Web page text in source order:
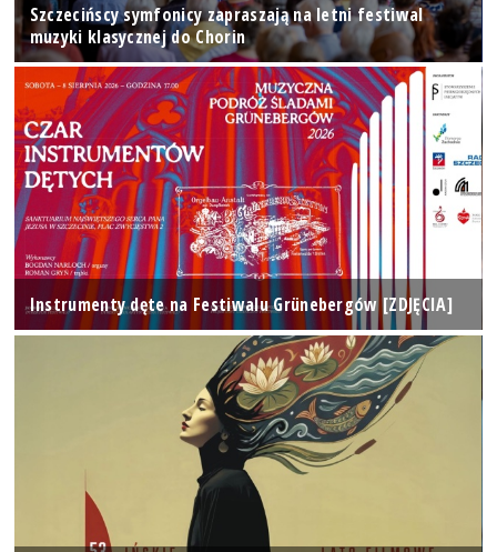
Szczecińscy symfonicy zapraszają na letni festiwal
muzyki klasycznej do Chorin
Instrumenty dęte na Festiwalu Grünebergów [ZDJĘCIA]